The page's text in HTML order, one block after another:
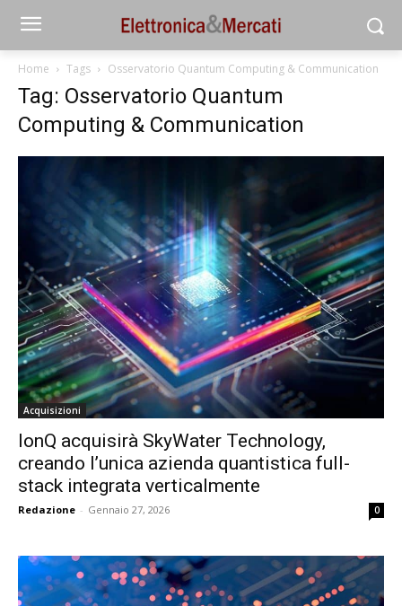
Home Tags Osservatorio Quantum Computing & Communication
Tag: Osservatorio Quantum
Computing & Communication
Acquisizioni
IonQ acquisirà SkyWater Technology,
creando l’unica azienda quantistica full-
stack integrata verticalmente
Redazione - Gennaio 27, 2026 0